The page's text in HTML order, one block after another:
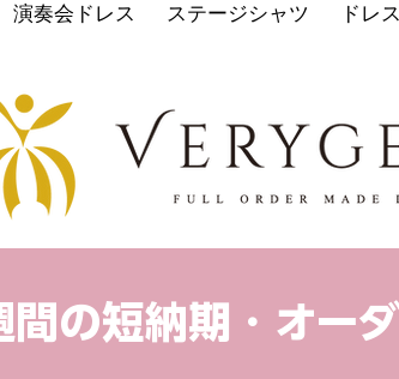
演奏会ドレス ステージシャツ ドレ
間の短納期・オー